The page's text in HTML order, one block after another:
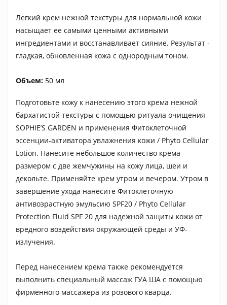
Легкий крем нежной текстуры для нормальной кожи
насыщает ее самыми ценными активными
ингредиентами и восстанавливает сияние. Результат -
гладкая, обновленная кожа с однородным тоном.
Объем: 50 мл
Подготовьте кожу к нанесению этого крема нежной
бархатистой текстуры с помощью ритуала очищения
SOPHIE’S GARDEN и применения Фитоклеточной
эссенции-активатора увлажнения кожи / Phyto Cellular
Lotion. Нанесите небольшое количество крема
размером с две жемчужины на кожу лица, шеи и
декольте. Применяйте крем утром и вечером. Утром в
завершение ухода нанесите Фитоклеточную
антивозрастную эмульсию SPF20 / Phyto Cellular
Protection Fluid SPF 20 для надежной защиты кожи от
вредного воздействия окружающей среды и УФ-
излучения.
Перед нанесением крема также рекомендуется
выполнить специальный массаж ГУА ША с помощью
фирменного массажера из розового кварца.